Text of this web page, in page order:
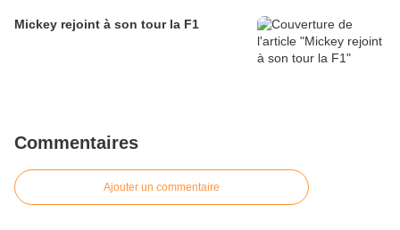
Mickey rejoint à son tour la F1
Commentaires
Ajouter un commentaire